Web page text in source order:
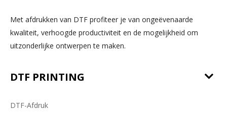
Met afdrukken van DTF profiteer je van ongeëvenaarde
kwaliteit, verhoogde productiviteit en de mogelijkheid om
uitzonderlijke ontwerpen te maken.
DTF PRINTING
DTF-Afdruk